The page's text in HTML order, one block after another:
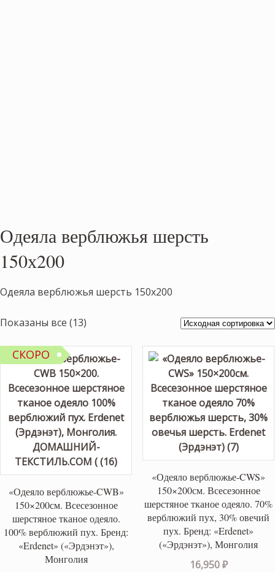
Одеяла верблюжья шерсть
150х200
Одеяла верблюжья шерсть 150х200
Показаны все (13)
«Одеяло верблюжье-CWB»
150×200см. Всесезонное
шерстяное тканое одеяло.
100% верблюжий пух. Бренд:
«Erdenet» («Эрдэнэт»),
Монголия
СКОРО
«Одеяло верблюжье-CWS»
150×200см. Всесезонное
шерстяное тканое одеяло. 70%
верблюжий пух, 30% овечий
пух. Бренд: «Erdenet»
(«Эрдэнэт»), Монголия
16,950₽